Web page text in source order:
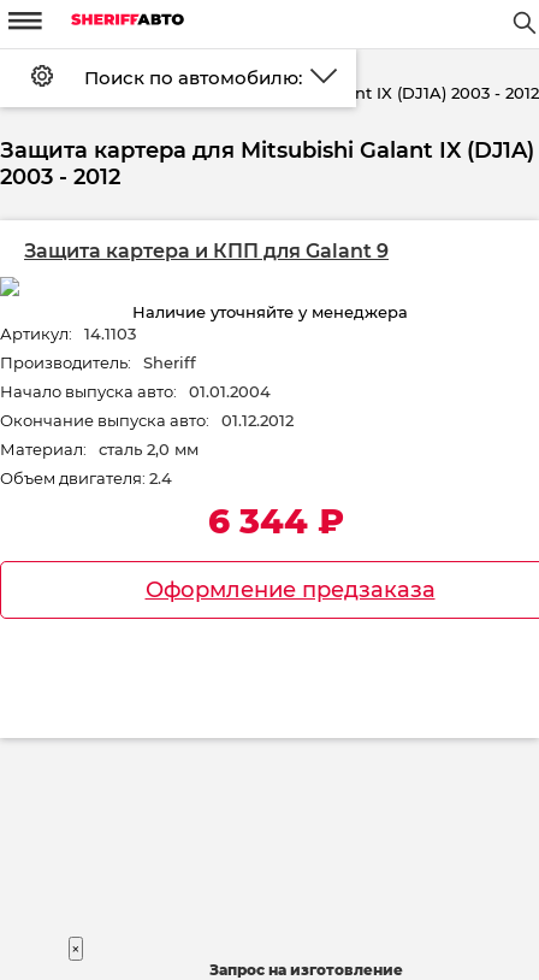
Установка FAQ Оплата
Доставка Контакты
Регистрация
Войти
m
W
#
Поиск по автомобилю: d
Galant IX (DJ1A) 2003 - 2012
Защита картера для Mitsubishi Galant IX (DJ1A)
2003 - 2012
Защита картера и КПП для Galant 9
Наличие уточняйте у менеджера
Артикул:
14.1103
Производитель:
Sheriff
Начало выпуска авто:
01.01.2004
Окончание выпуска авто:
01.12.2012
Материал:
сталь 2,0 мм
Объем двигателя: 2.4
6 344 ₽
Оформление предзаказа
×
Запрос на изготовление